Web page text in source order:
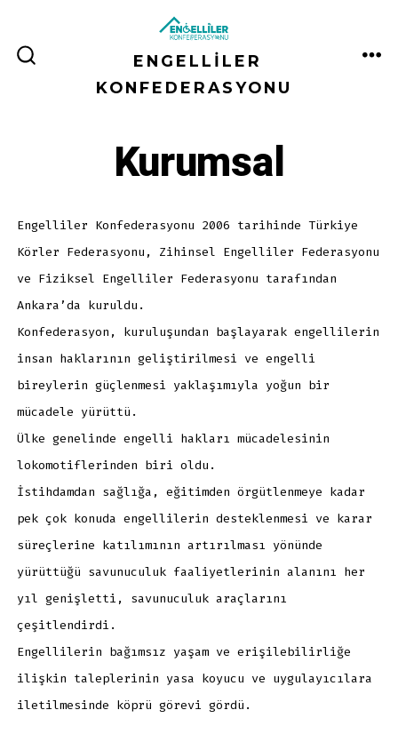
ÇUBUĞUNU
GÖSTER/GIZLE
ENGELLILER
KONFEDERASYONU
Kurumsal
Engelliler Konfederasyonu 2006 tarihinde Türkiye
Körler Federasyonu, Zihinsel Engelliler Federasyonu
ve Fiziksel Engelliler Federasyonu tarafından
Ankara’da kuruldu.
Konfederasyon, kuruluşundan başlayarak engellilerin
insan haklarının geliştirilmesi ve engelli
bireylerin güçlenmesi yaklaşımıyla yoğun bir
mücadele yürüttü.
Ülke genelinde engelli hakları mücadelesinin
lokomotiflerinden biri oldu.
İstihdamdan sağlığa, eğitimden örgütlenmeye kadar
pek çok konuda engellilerin desteklenmesi ve karar
süreçlerine katılımının artırılması yönünde
yürüttüğü savunuculuk faaliyetlerinin alanını her
yıl genişletti, savunuculuk araçlarını
çeşitlendirdi.
Engellilerin bağımsız yaşam ve erişilebilirliğe
ilişkin taleplerinin yasa koyucu ve uygulayıcılara
iletilmesinde köprü görevi gördü.